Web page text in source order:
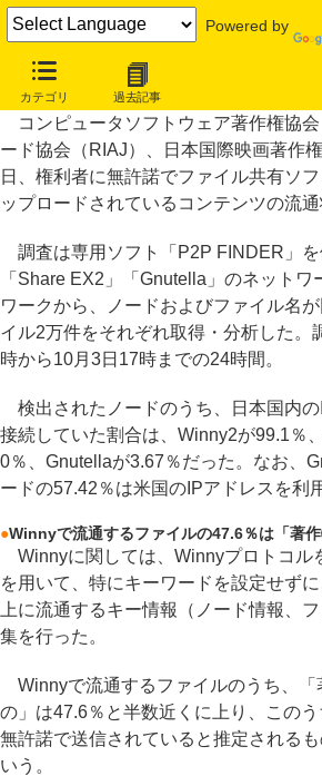
Powered by
カテゴリ 過去記事
Winny/Shareファイルの約半数「著作権侵害
コンピュータソフトウェア著作権協
ード協会（RIAJ）、日本国際映画著作
日、権利者に無許諾でファイル共有ソ
ップロードされているコンテンツの流通
調査は専用ソフト「P2P FINDER」を
「Share EX2」「Gnutella」のネットワ
ワークから、ノードおよびファイル名
イル2万件をそれぞれ取得・分析した。
時から10月3日17時までの24時間。
検出されたノードのうち、日本国内
接続していた割合は、Winny2が99.1％
0％、Gnutellaが3.67％だった。なお、
ードの57.42％は米国のIPアドレスを利
●Winnyで流通するファイルの47.6％は「著作
Winnyに関しては、Winnyプロトコル
を用いて、特にキーワードを設定せず
上に流通するキー情報（ノード情報、
集を行った。
Winnyで流通するファイルのうち、「
の」は47.6％と半数近くに上り、このう
無許諾で送信されていると推定される
いう。